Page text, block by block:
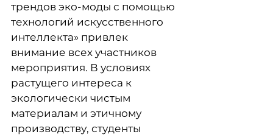
трендов эко-моды с помощью
технологий искусственного
интеллекта» привлек
внимание всех участников
мероприятия. В условиях
растущего интереса к
экологически чистым
материалам и этичному
производству, студенты